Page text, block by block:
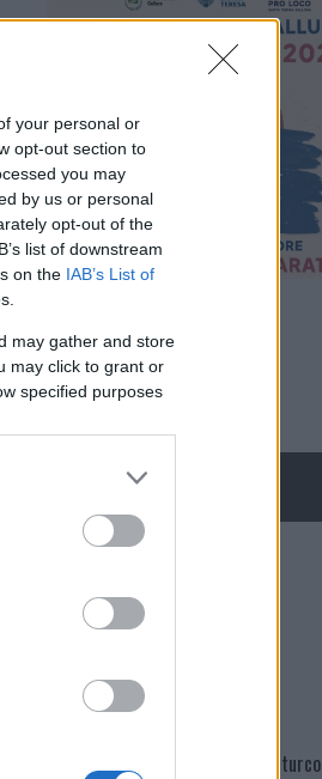
your personal or
opt-out section to
you may
by us or personal
opt-out of the
list of downstream
on the IAB’s List of
may gather and store
may click to grant or
specified purposes
NECROLOGIE
Martina Agostina Diturco